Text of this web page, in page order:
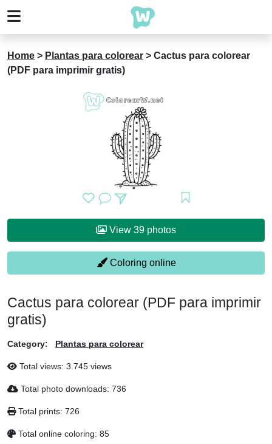
Home > Plantas para colorear > Cactus para colorear
(PDF para imprimir gratis)
View 39 photos
Coloring online
Cactus para colorear (PDF para imprimir
gratis)
Category: Plantas para colorear
Total views: 3.745 views
Total photo downloads: 736
Total prints: 726
Total online coloring: 85